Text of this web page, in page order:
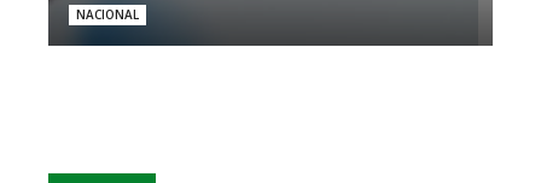
NACIONAL